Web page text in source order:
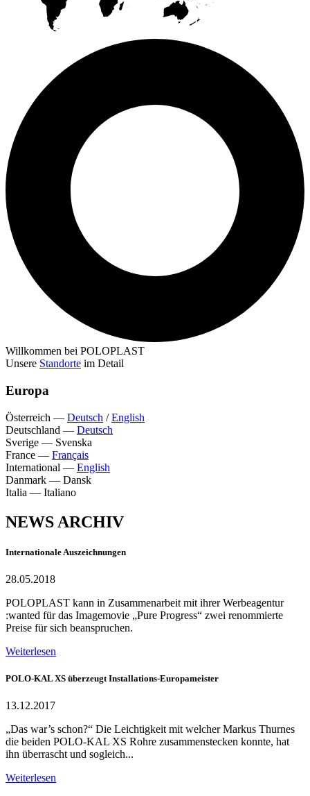
Willkommen bei POLOPLAST
Unsere Standorte im Detail
Europa
Österreich — Deutsch /English
Deutschland — Deutsch
Sverige — Svenska
France — Français
International — English
Danmark — Dansk
Italia — Italiano
NEWS ARCHIV
Internationale Auszeichnungen
28.05.2018
POLOPLAST kann in Zusammenarbeit mit ihrer Werbeagentur
:wanted für das Imagemovie „Pure Progress“ zwei renommierte
Preise für sich beanspruchen.
Weiterlesen
POLO-KAL XS überzeugt Installations-Europameister
13.12.2017
„Das war’s schon?“ Die Leichtigkeit mit welcher Markus Thurnes
die beiden POLO-KAL XS Rohre zusammenstecken konnte, hat
ihn überrascht und sogleich...
Weiterlesen